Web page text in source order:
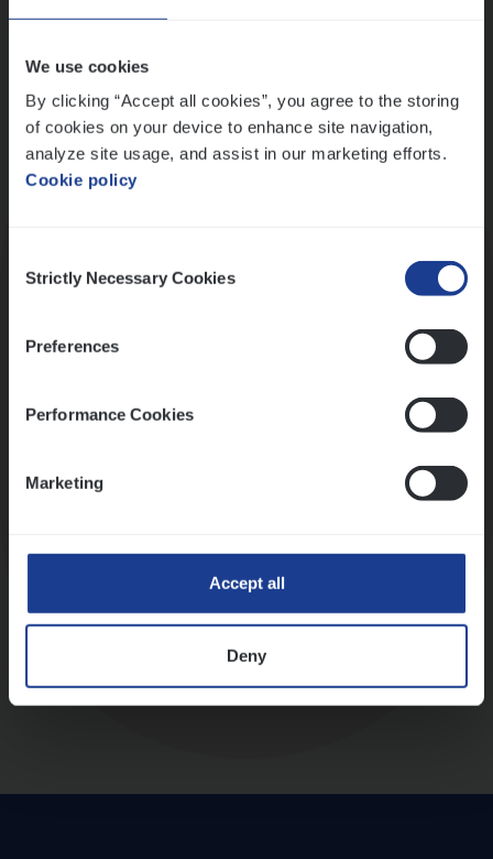
We use cookies
By clicking “Accept all cookies”, you agree to the storing
of cookies on your device to enhance site navigation,
analyze site usage, and assist in our marketing efforts.
Cookie policy
Selection
Strictly Necessary Cookies
Preferences
Performance Cookies
Marketing
Accept all
Deny